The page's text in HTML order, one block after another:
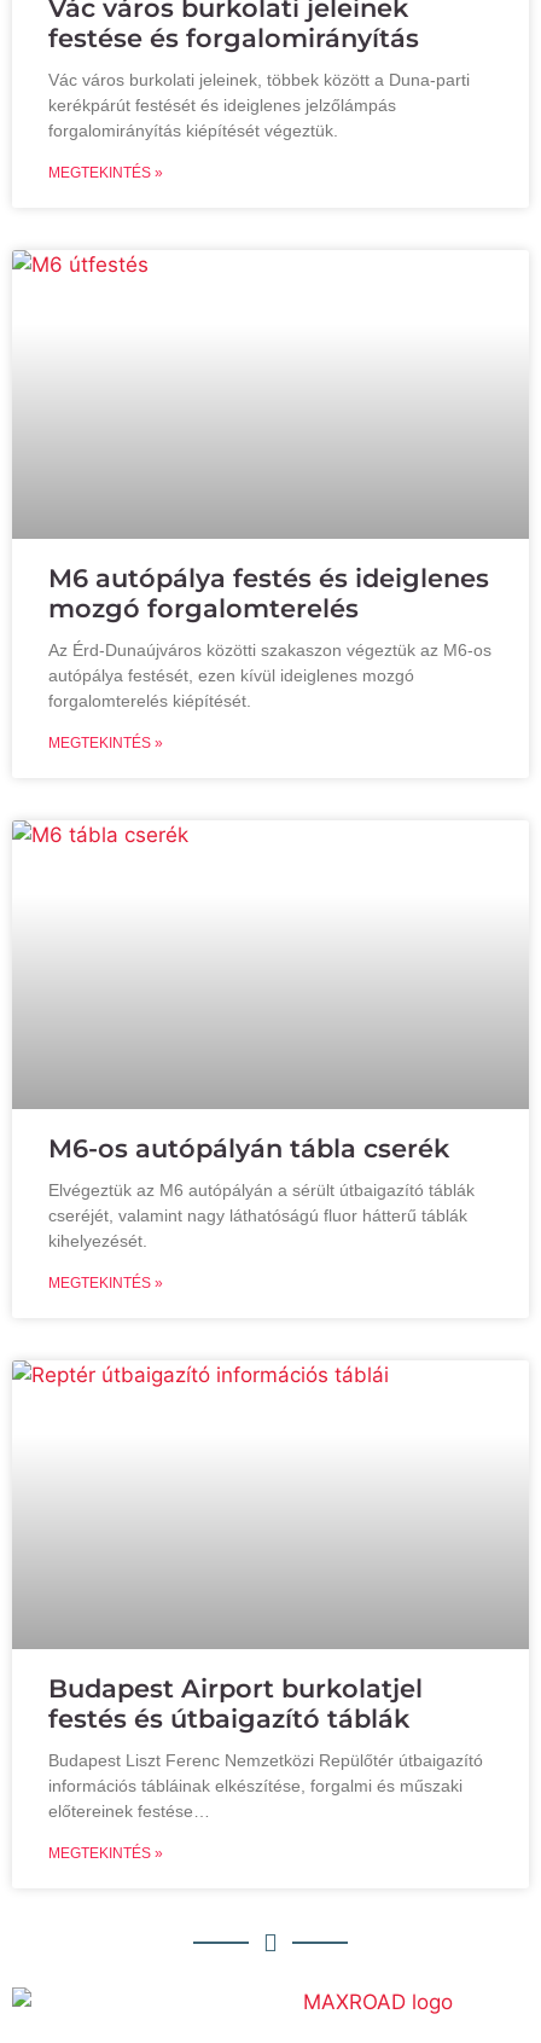
Vác város burkolati jeleinek
festése és forgalomirányítás
Vác város burkolati jeleinek, többek között a Duna-parti
kerékpárút festését és ideiglenes jelzőlámpás
forgalomirányítás kiépítését végeztük.
MEGTEKINTÉS »
M6 autópálya festés és ideiglenes
mozgó forgalomterelés
Az Érd-Dunaújváros közötti szakaszon végeztük az M6-os
autópálya festését, ezen kívül ideiglenes mozgó
forgalomterelés kiépítését.
MEGTEKINTÉS »
M6-os autópályán tábla cserék
Elvégeztük az M6 autópályán a sérült útbaigazító táblák
cseréjét, valamint nagy láthatóságú fluor hátterű táblák
kihelyezését.
MEGTEKINTÉS »
Budapest Airport burkolatjel
festés és útbaigazító táblák
Budapest Liszt Ferenc Nemzetközi Repülőtér útbaigazító
információs tábláinak elkészítése, forgalmi és műszaki
előtereinek festése…
MEGTEKINTÉS »